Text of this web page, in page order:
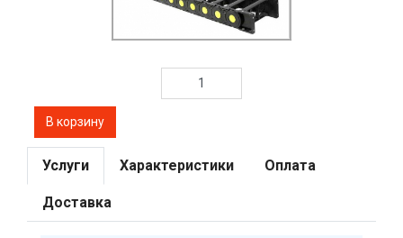
Услуги Характеристики Оплата
Доставка